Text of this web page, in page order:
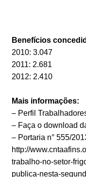
Benefícios
2010: 3.047
2011: 2.681
2012: 2.410
Mais informações:
– Perfil
– Faça o download
– Portaria n° 555/
http://
trabalho-no-setor-
publica-nesta-